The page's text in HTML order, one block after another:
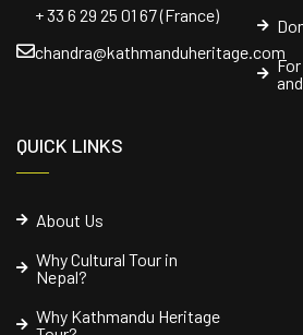
+ 33 6 29 25 01 67 (France)
chandra@kathmanduheritage.com
QUICK LINKS
About Us
Why Cultural Tour in
Nepal?
Why Kathmandu Heritage